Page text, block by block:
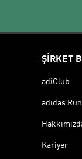
ŞİRKET
adiClub
adidas
Kariyer